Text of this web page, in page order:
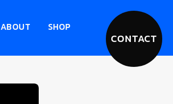
ABOUT SHOP
CONTACT